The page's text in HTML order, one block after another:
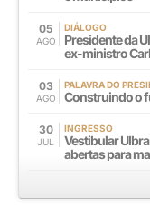
05
AGO
DIÁLOGO
Presidente da
ex-ministro
03
AGO
PALAVRA DO
Construindo o
30
JUL
INGRESSO
Vestibular
abertas para